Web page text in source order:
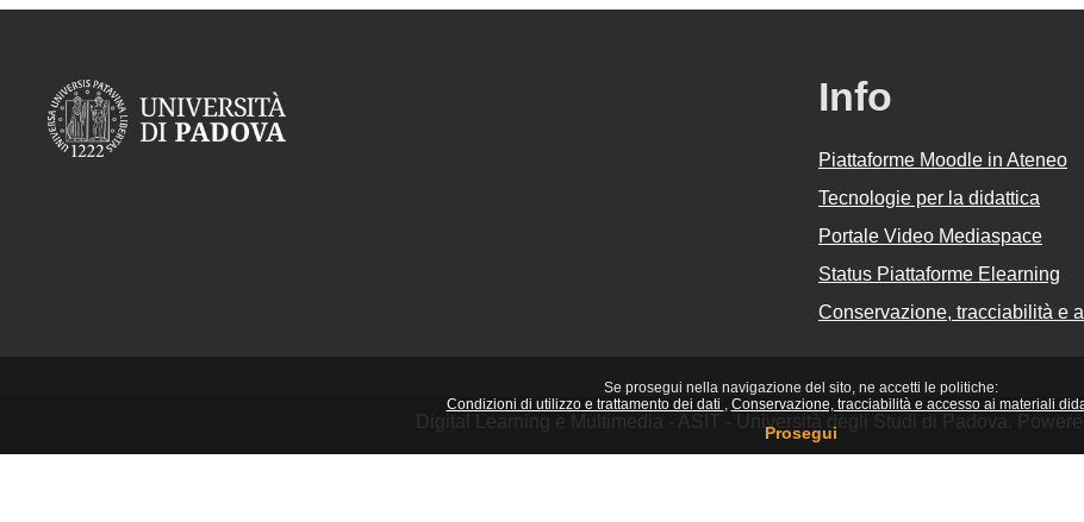
Se prosegui nella navigazione del sito, ne accetti le politiche:
Condizioni di utilizzo e trattamento dei dati
Conservazione, tracciabilità e accesso ai materiali
Prosegui
Info
Piattaforme Moodle in Ateneo
Tecnologie per la didattica
Portale Video Mediaspace
Status Piattaforme Elearning
Conservazione, tracciabilità e
Digital Learning e Multimedia - ASIT - Università degli Studi di Padova.